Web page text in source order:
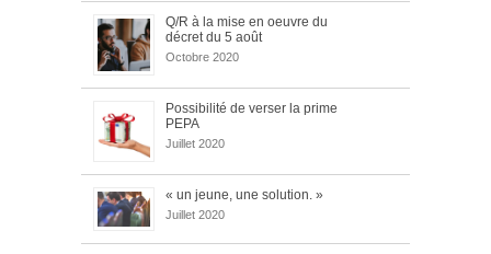
Q/R à la mise en oeuvre du
décret du 5 août
Octobre 2020
Possibilité de verser la prime
PEPA
Juillet 2020
« un jeune, une solution. »
Juillet 2020